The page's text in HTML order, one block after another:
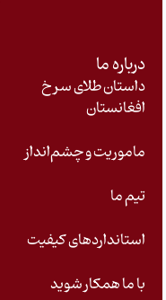
درباره ما
داستان طلای سرخ
افغانستان
ماموریت و چشم‌انداز
تیم ما
استانداردهای کیفیت
با ما همکار شوید